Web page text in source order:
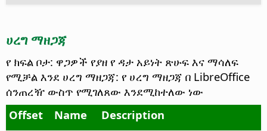
ሀረግ ማዘጋጃ
የ ክፍል ቦታ: ዋጋዎች የያዘ የ ዳታ አይነት ጽሁፍ እና ማሳለፍ
የሚቻል እንደ ሀረግ ማዘጋጃ: የ ሀረግ ማዘጋጃ በ LibreOffice
ሰንጠረዥ ውስጥ የሚገለጸው እንደሚከተለው ነው
Offset
Name Description